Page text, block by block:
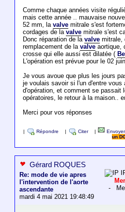
Comme chaque années visite
mais cette année .. mauvaise
52 mm, la valvemitrale s'est
cordages de la valvemitrale s'est
Donc réparation de la valvemitrale,
remplacement de la valveaortique,
crosse qui elle aussi est dilatée (
L'opération est prévue pour le 02
Je vous avoue que plus les jours
je voulais savoir si l'un d'entre vous
d'opération, et comment se passait
opératoires, le retour à la maison..
Merci pour vos réponses
Répondre Citer
un
Gérard ROQUES
Re: mode de vie apres
l'intervention de l'aorte
ascendante
mardi 4 mai 2021 19:48:49
-